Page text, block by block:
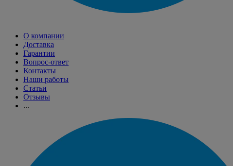
О компании
Доставка
Гарантии
Вопрос-ответ
Контакты
Наши работы
Статьи
Отзывы
...